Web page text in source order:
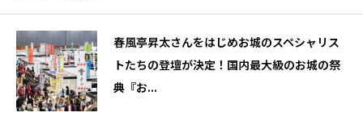
春風亭昇太さんをはじめお城のスペシャリス
トたちの登壇が決定！国内最大級のお城の祭
典『お...